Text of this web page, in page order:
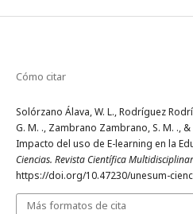
Cómo citar
Solórzano Álava, W. L., Rodríguez
G. M. ., Zambrano Zambrano, S. M. ., &
Impacto del uso de E-learning en la
Ciencias. Revista Científica
https://doi.org/10.47230/unesum-
Más formatos de cita